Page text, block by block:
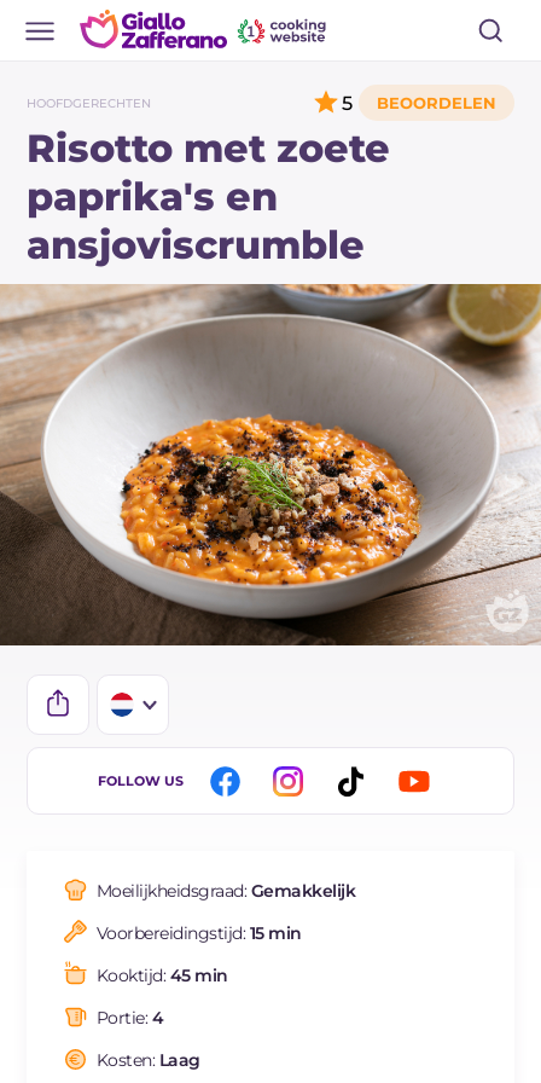
HOOFDGERECHTEN
Risotto met zoete
paprika's en
ansjoviscrumble
5
IT
FR
DE
BR
FOLLOW US
Moeilijkheidsgraad:Gemakkelijk
Voorbereidingstijd:15 min
Kooktijd:45 min
Portie:4
Kosten: Laag